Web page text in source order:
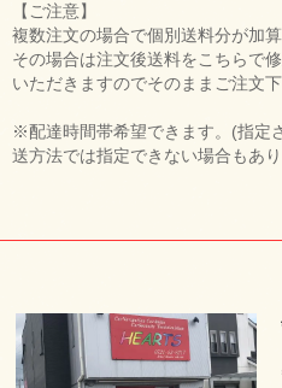
【ご注意】
複数注文の場合で個別送料分が加
その場合は注文後送料をこちらで
いただきますのでそのままご注文下
※配達時間帯希望できます。(指定
送方法では指定できない場合もあり